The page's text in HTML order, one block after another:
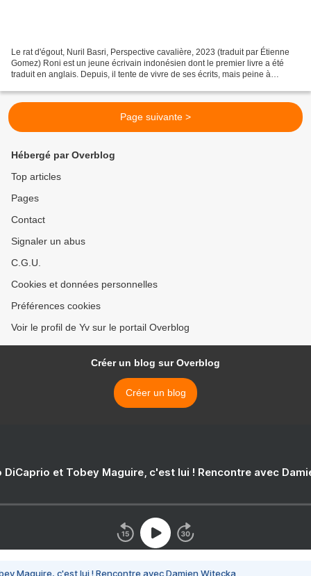
Le rat d'égout, Nuril Basri, Perspective cavalière, 2023 (traduit par Étienne
Gomez) Roni est un jeune écrivain indonésien dont le premier livre a été
traduit en anglais. Depuis, il tente de vivre de ses écrits, mais peine à
Page suivante >
Hébergé par Overblog
Top articles
Pages
Contact
Signaler un abus
C.G.U.
Cookies et données personnelles
Préférences cookies
Voir le profil de Yv sur le portail Overblog
Créer un blog sur Overblog
Créer un blog
DiCaprio et Tobey Maguire, c'est lui ! Rencontre avec
Maguire, c'est lui ! Rencontre avec Damien Witecka